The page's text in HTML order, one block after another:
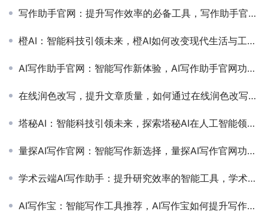
写作助手官网：提升写作效率的必备工具，写作助手官网功能介绍与使用体验分享
橙AI：智能科技引领未来，橙AI如何改变现代生活与工作方式
AI写作助手官网：智能写作新体验，AI写作助手官网功能与使用指南
在线润色改写，提升文章质量，如何通过在线润色改写优化文章内容
塔秘AI：智能科技引领未来，探索塔秘AI在人工智能领域的应用与创新
量探AI写作官网：智能写作新选择，量探AI写作官网功能与使用体验解析
学术云端AI写作助手：提升研究效率的智能工具，学术云端AI写作助手如何助力论文撰写与研究优化
AI写作宝：智能写作工具推荐，AI写作宝如何提升写作效率和质量